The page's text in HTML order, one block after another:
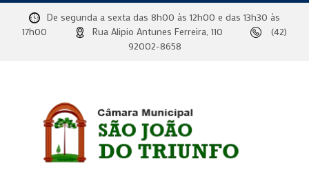
De segunda a sexta das 8h00 às 12h00 e das 13h30 às
17h00
Rua Alipio Antunes Ferreira, 110
(42)
92002-8658